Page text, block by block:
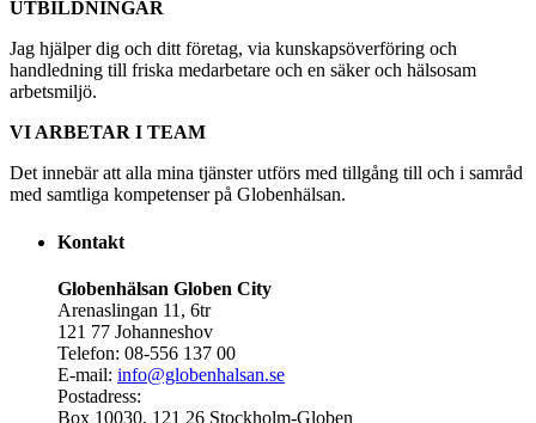
UTBILDNINGAR
Jag hjälper dig och ditt företag, via kunskapsöverföring och
handledning till friska medarbetare och en säker och hälsosam
arbetsmiljö.
VI ARBETAR I TEAM
Det innebär att alla mina tjänster utförs med tillgång till och i samråd
med samtliga kompetenser på Globenhälsan.
Kontakt
Globenhälsan Globen City
Arenaslingan 11, 6tr
121 77 Johanneshov
Telefon: 08-556 137 00
E-mail: info@globenhalsan.se
Postadress:
Box 10030, 121 26 Stockholm-Globen